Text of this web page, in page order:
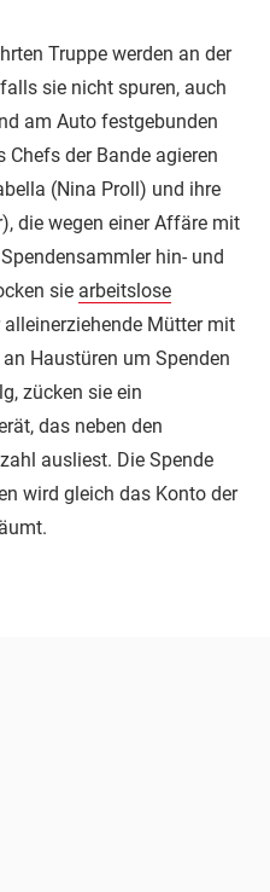
Truppe werden an der
sie nicht spuren, auch
am Auto festgebunden
der Bande agieren
(Nina Proll) und ihre
die wegen einer Affäre mit
hin- und
sie arbeitslose
Mütter mit
Haustüren um Spenden
zücken sie ein
das neben den
ausliest. Die Spende
wird gleich das Konto der